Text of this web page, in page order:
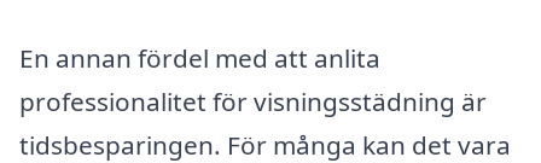
En annan fördel med att anlita
professionalitet för visningsstädning är
tidsbesparingen. För många kan det vara